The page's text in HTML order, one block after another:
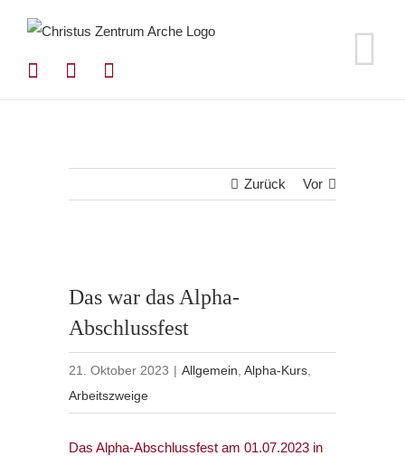
springen
Zurück Vor
Das war das Alpha-
Abschlussfest
21. Oktober 2023 | Allgemein ,Alpha-Kurs
Arbeitszweige
Das Alpha-Abschlussfest am 01.07.2023 in